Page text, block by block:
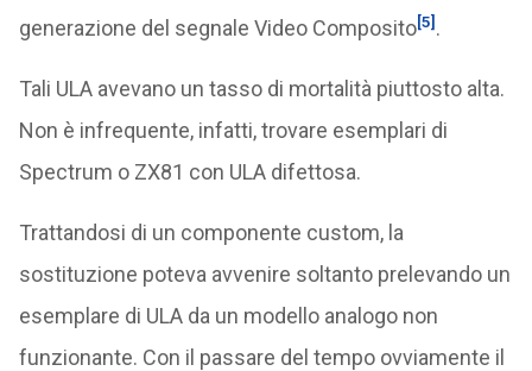
generazione del segnale Video Composito[5] .
Tali ULA avevano un tasso di mortalità piuttosto alta.
Non è infrequente, infatti, trovare esemplari di
Spectrum o ZX81 con ULA difettosa.
Trattandosi di un componente custom, la
sostituzione poteva avvenire soltanto prelevando un
esemplare di ULA da un modello analogo non
funzionante. Con il passare del tempo ovviamente il